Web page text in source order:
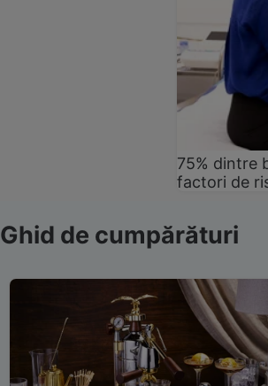
75% dintre
factori de
Ghid de cumpărături